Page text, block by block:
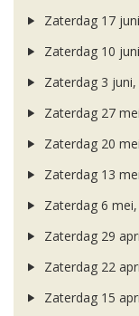
Zaterdag 17
Zaterdag 10
Zaterdag 3
Zaterdag 27
Zaterdag 20
Zaterdag 13
Zaterdag 6
Zaterdag 29
Zaterdag 22
Zaterdag 15